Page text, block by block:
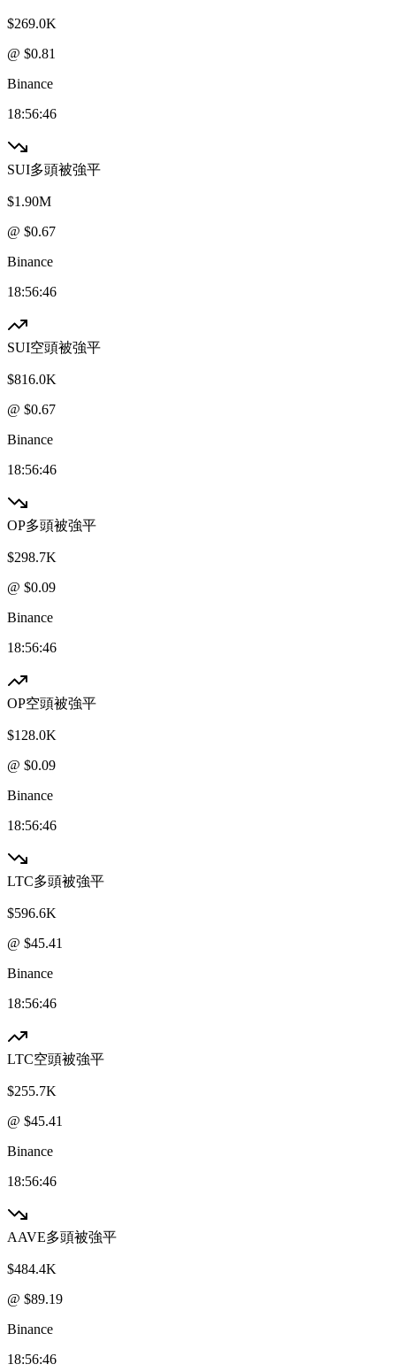
$269.0K
@ $0.81
Binance
18:56:46
SUI多頭被強平
$1.90M
@ $0.67
Binance
18:56:46
SUI空頭被強平
$816.0K
@ $0.67
Binance
18:56:46
OP多頭被強平
$298.7K
@ $0.09
Binance
18:56:46
OP空頭被強平
$128.0K
@ $0.09
Binance
18:56:46
LTC多頭被強平
$596.6K
@ $45.41
Binance
18:56:46
LTC空頭被強平
$255.7K
@ $45.41
Binance
18:56:46
AAVE多頭被強平
$484.4K
@ $89.19
Binance
18:56:46